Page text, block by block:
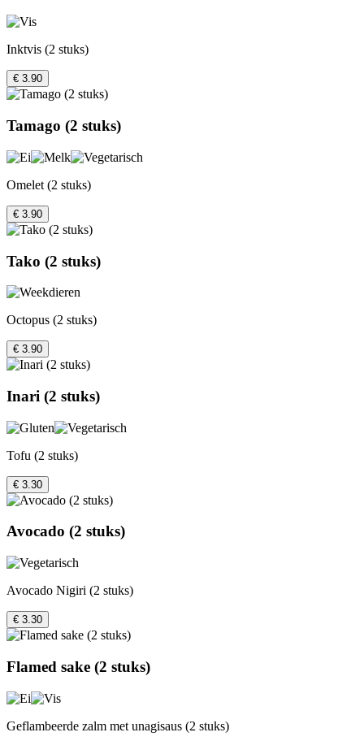
Inktvis (2 stuks)
€ 3.90
Tamago (2 stuks)
Omelet (2 stuks)
€ 3.90
Tako (2 stuks)
Octopus (2 stuks)
€ 3.90
Inari (2 stuks)
Tofu (2 stuks)
€ 3.30
Avocado (2 stuks)
Avocado Nigiri (2 stuks)
€ 3.30
Flamed sake (2 stuks)
Geflambeerde zalm met unagisaus (2 stuks)